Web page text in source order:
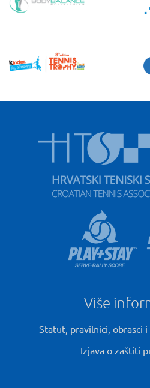
Više
Statut, pravilnici, obrasci
Izjava o zaštiti